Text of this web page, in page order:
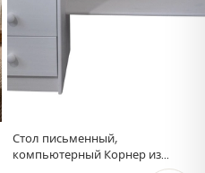
Стол письменный,
компьютерный Корнер из